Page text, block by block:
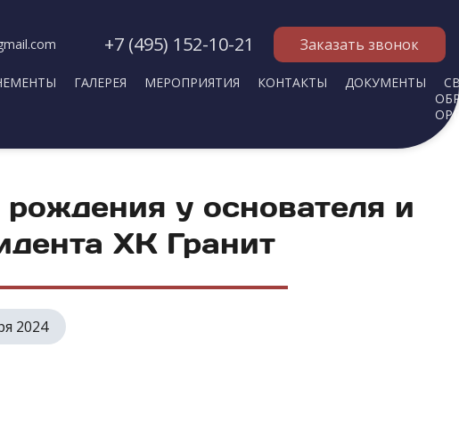
+7 (495) 152-10-21 Заказать звонок
ГАЛЕРЕЯ МЕРОПРИЯТИЯ КОНТАКТЫ ДОКУМЕНТЫ
у основателя и
ХК Гранит
2024